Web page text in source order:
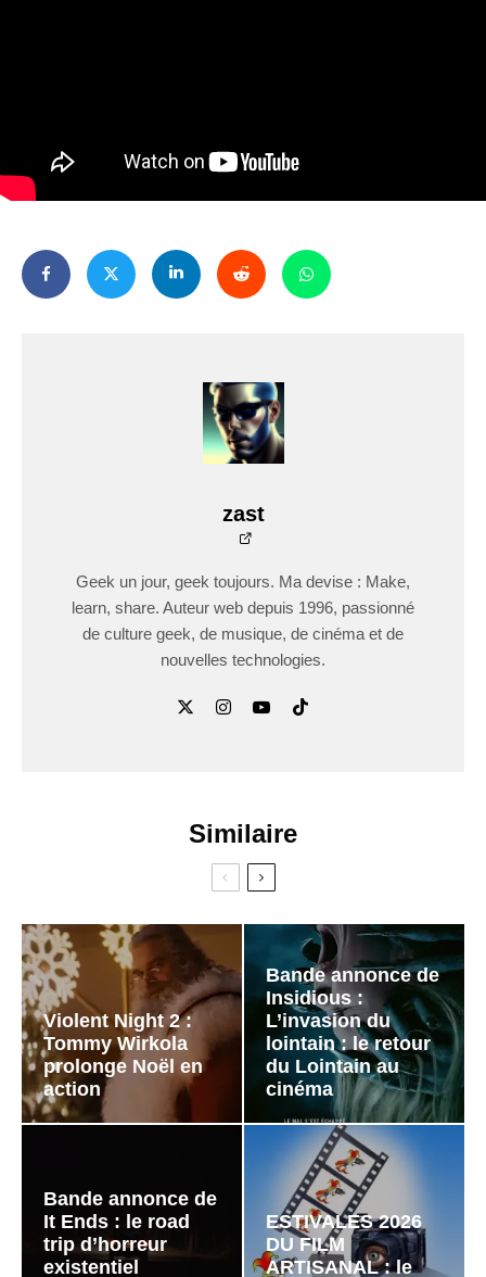
zast
Geek un jour, geek toujours. Ma devise : Make,
learn, share. Auteur web depuis 1996, passionné
de culture geek, de musique, de cinéma et de
nouvelles technologies.
Similaire
Violent Night 2 :
Tommy Wirkola
prolonge Noël en
action
Bande annonce de
Insidious :
L’invasion du
lointain : le retour
du Lointain au
cinéma
Bande annonce de
It Ends : le road
trip d’horreur
existentiel
ESTIVALES 2026
DU FILM
ARTISANAL : le